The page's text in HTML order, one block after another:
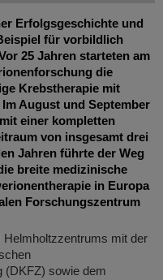
Erfolgsgeschichte und
für vorbildlich
25 Jahren starteten am
die
Krebstherapie mit
August und September
einer kompletten
von insgesamt drei
Jahren führte der Weg
breite medizinische
in Europa
Forschungszentrum
Helmholtzzentrums mit der
(DKFZ) sowie dem